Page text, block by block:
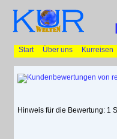
Start Über uns Kurreisen
Hinweis für die Bewertung: 1